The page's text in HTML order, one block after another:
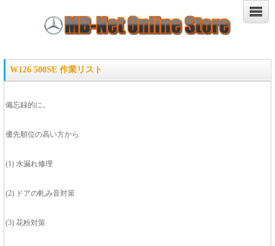
W126 500SE 作業リスト
備忘録的に。
優先順位の高い方から
(1) 水漏れ修理
(2) ドアの軋み音対策
(3) 花粉対策